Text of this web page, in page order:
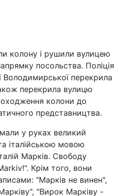
колону і рушили вулицею
посольства. Поліція
Володимирської перекрила
перекрила вулицю
колони до
представництва.
у руках великий
італійською мовою
Марків. Свободу
Крім того, вони
"Марків не винен",
"Вирок Марківу -